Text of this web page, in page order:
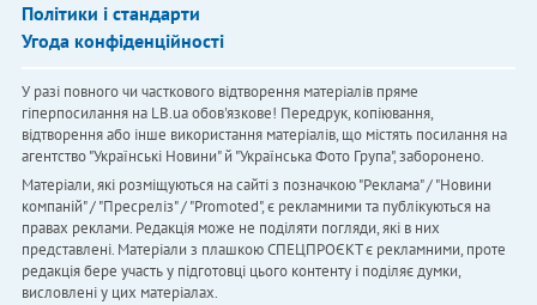
Політики і стандарти
Угода конфіденційності
У разі повного чи часткового відтворення матеріалів пряме
гіперпосилання на LB.ua обов'язкове! Передрук, копіювання,
відтворення або інше використання матеріалів, що містять посилання на
агентство "Українськi Новини" й "Українська Фото Група", заборонено.
Матеріали, які розміщуються на сайті з позначкою "Реклама" / "Новини
компаній" / "Пресреліз" / "Promoted", є рекламними та публікуються на
правах реклами. Редакція може не поділяти погляди, які в них
представлені. Матеріали з плашкою СПЕЦПРОЄКТ є рекламними, проте
редакція бере участь у підготовці цього контенту і поділяє думки,
висловлені у цих матеріалах.